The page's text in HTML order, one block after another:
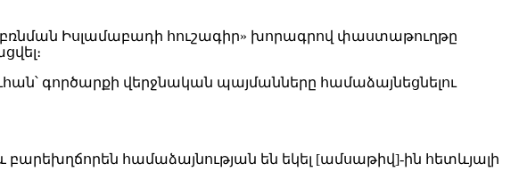
Իսլամաբադի հուշագիր» խորագրով փաստաթուղթը
գործարքի վերջնական պայմանները համաձայնեցնելու
համաձայնության են եկել [ամսաթիվ]-ին հետևյալի